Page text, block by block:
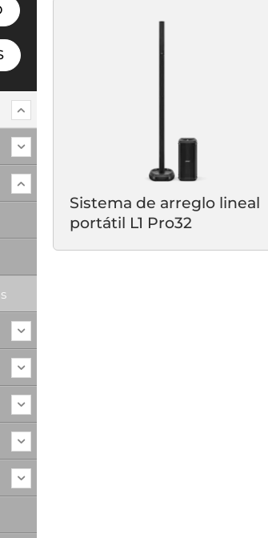
Sistema de arreglo lineal
portátil L1 Pro32